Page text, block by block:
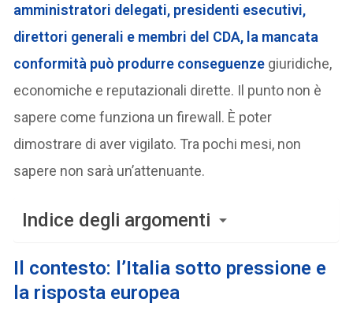
amministratori delegati, presidenti esecutivi,
direttori generali e membri del CDA, la mancata
conformità può produrre conseguenze giuridiche,
economiche e reputazionali dirette. Il punto non è
sapere come funziona un firewall. È poter
dimostrare di aver vigilato. Tra pochi mesi, non
sapere non sarà un’attenuante.
Indice degli argomenti
Il contesto: l’Italia sotto pressione e
la risposta europea